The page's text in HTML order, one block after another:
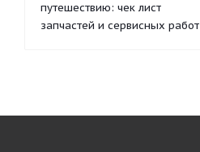
путешествию: чек лист
запчастей и сервисных работ